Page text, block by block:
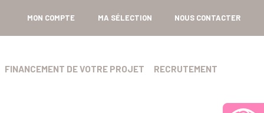
MON COMPTE MA SÉLECTION NOUS CONTACTER
FINANCEMENT DE VOTRE PROJET RECRUTEMENT